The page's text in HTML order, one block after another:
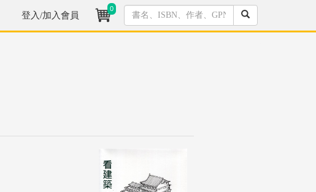
登入/加入會員
0